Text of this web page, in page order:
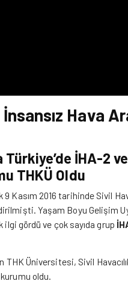
Hava
Türkiye’de İHA-2
THKÜ Oldu
2016 tarihinde Sivil
Yaşam Boyu Gelişim
ilgi gördü ve çok sayıda grup
Üniversitesi, Sivil
oldu.